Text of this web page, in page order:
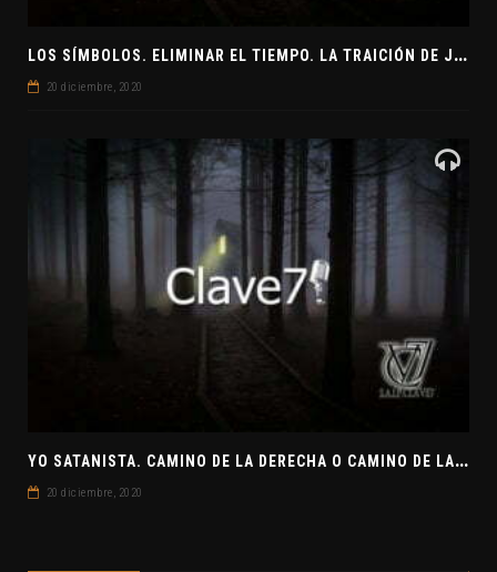
L
OS SÍMBOLOS. ELIMINAR EL TIEMPO. LA TRAICIÓN DE JUDAS
20 diciembre, 2020
Y
O SATANISTA. CAMINO DE LA DERECHA O CAMINO DE LA IZQUIERDA. CLAVE7 NEWS
20 diciembre, 2020